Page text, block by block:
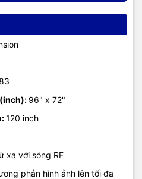
96" x 72"
120 inch
xa với sóng RF
phản hình ảnh lên tối đa